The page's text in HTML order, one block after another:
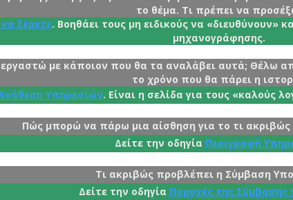
το θέμα. Τι πρέπει να
ξέρετε. Βοηθάει τους μη ειδικούς να «διευθύνουν»
μηχανογράφησης.
με κάποιον που θα τα αναλάβει αυτά; Θέλω
το χρόνο που θα πάρει η
Υπηρεσιών. Είναι η σελίδα για τους «καλούς
Πώς μπορώ να πάρω μια αίσθηση για το τι ακριβώς
Δείτε την οδηγία Περιγραφή
Τι ακριβώς προβλέπει η Σύμβαση
Δείτε την οδηγία Παροχές της Σύμβασης